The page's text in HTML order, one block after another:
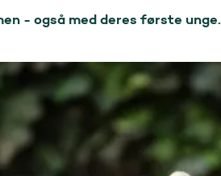
- også med deres første unge.